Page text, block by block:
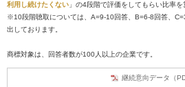
利用し続けたくない 」の4段階で評価をしてもらい比率を
※10段階聴取については、A=9-10回答、B=6-8回答、
出しております。
商標対象は、回答者数が100人以上の企業です。
継続意向データ（